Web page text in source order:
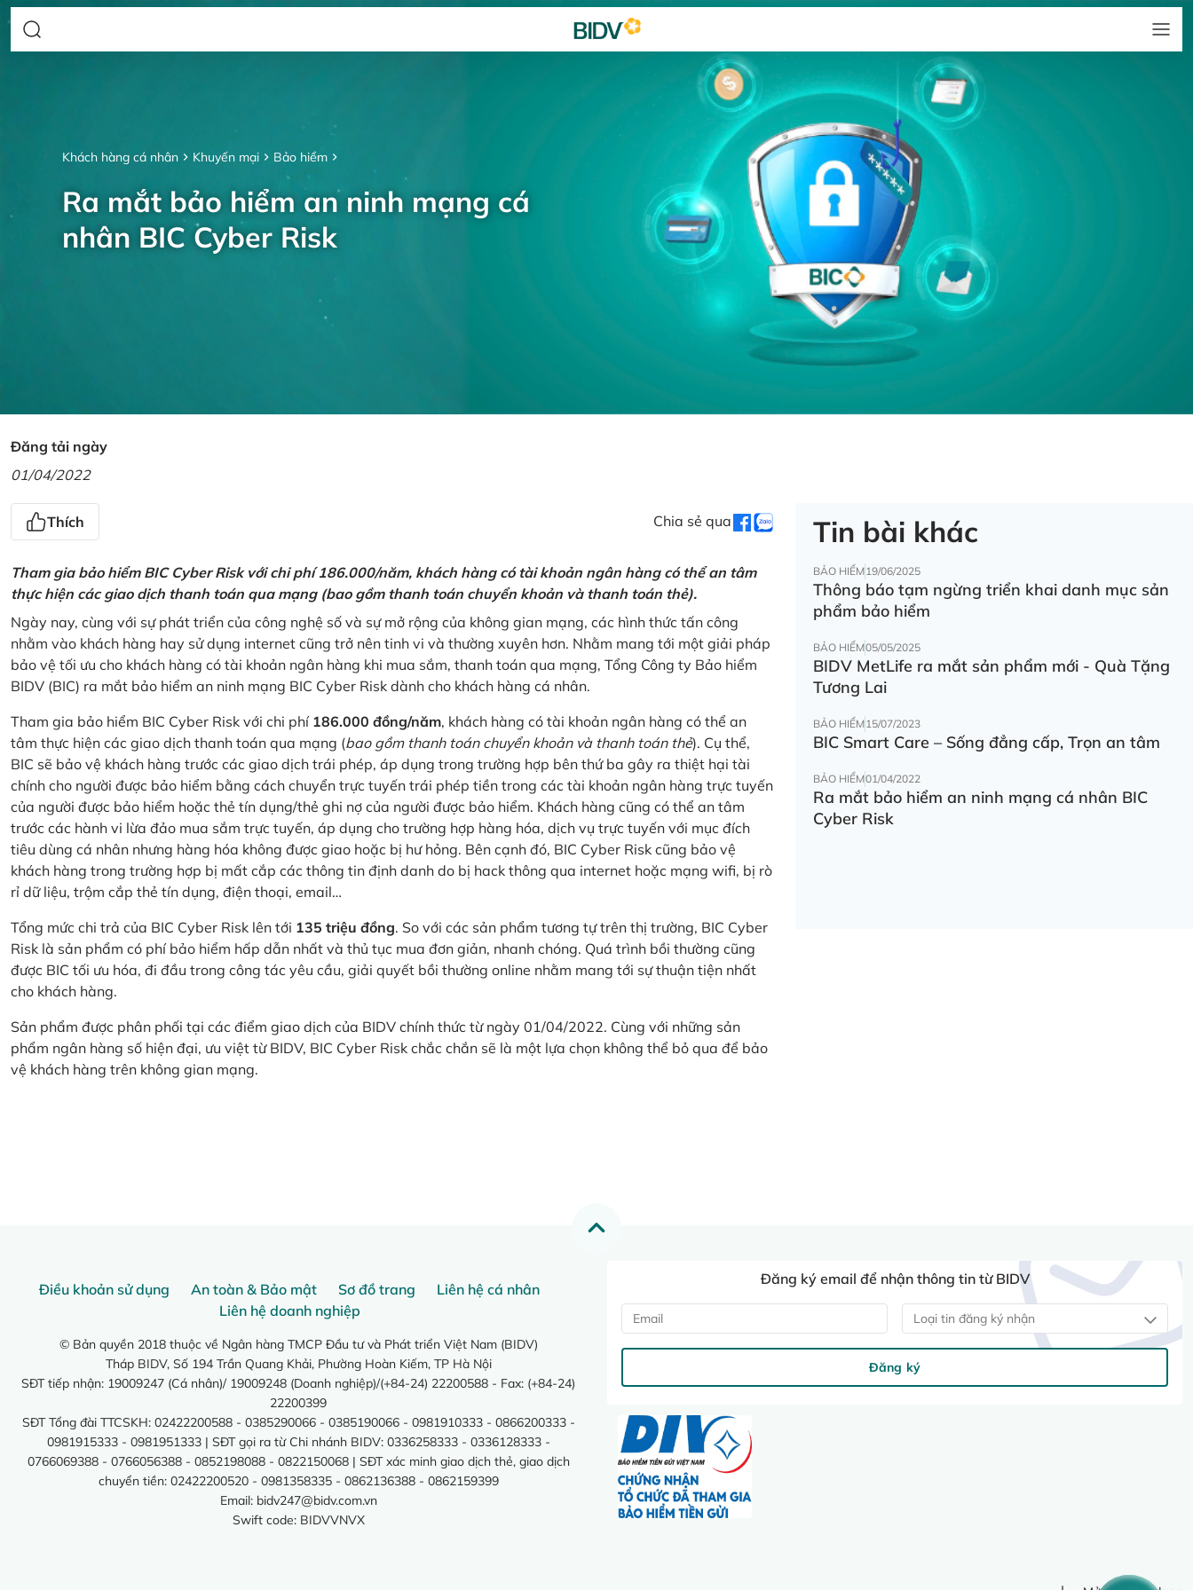
Khách hàng cá nhân Khuyến mại Bảo hiểm
Ra mắt bảo hiểm an ninh mạng cá
nhân BIC Cyber Risk
Đăng tải ngày
01/04/2022
Thích Chia sẻ qua
Tham gia bảo hiểm BIC Cyber Risk với chi phí 186.000/năm, khách hàng có tài khoản ngân hàng có thể an tâm
thực hiện các giao dịch thanh toán qua mạng (bao gồm thanh toán chuyển khoản và thanh toán thẻ).
Ngày nay, cùng với sự phát triển của công nghệ số và sự mở rộng của không gian mạng, các hình thức tấn công
nhằm vào khách hàng hay sử dụng internet cũng trở nên tinh vi và thường xuyên hơn. Nhằm mang tới một giải pháp
bảo vệ tối ưu cho khách hàng có tài khoản ngân hàng khi mua sắm, thanh toán qua mạng, Tổng Công ty Bảo hiểm
BIDV (BIC) ra mắt bảo hiểm an ninh mạng BIC Cyber Risk dành cho khách hàng cá nhân.
Tham gia bảo hiểm BIC Cyber Risk với chi phí 186.000 đồng/năm, khách hàng có tài khoản ngân hàng có thể an
tâm thực hiện các giao dịch thanh toán qua mạng (bao gồm thanh toán chuyển khoản và thanh toán thẻ). Cụ thể,
BIC sẽ bảo vệ khách hàng trước các giao dịch trái phép, áp dụng trong trường hợp bên thứ ba gây ra thiệt hại tài
chính cho người được bảo hiểm bằng cách chuyển trực tuyến trái phép tiền trong các tài khoản ngân hàng trực tuyến
của người được bảo hiểm hoặc thẻ tín dụng/thẻ ghi nợ của người được bảo hiểm. Khách hàng cũng có thể an tâm
trước các hành vi lừa đảo mua sắm trực tuyến, áp dụng cho trường hợp hàng hóa, dịch vụ trực tuyến với mục đích
tiêu dùng cá nhân nhưng hàng hóa không được giao hoặc bị hư hỏng. Bên cạnh đó, BIC Cyber Risk cũng bảo vệ
khách hàng trong trường hợp bị mất cắp các thông tin định danh do bị hack thông qua internet hoặc mạng wifi, bị rò
rỉ dữ liệu, trộm cắp thẻ tín dụng, điện thoại, email…
Tổng mức chi trả của BIC Cyber Risk lên tới 135 triệu đồng. So với các sản phẩm tương tự trên thị trường, BIC Cyber
Risk là sản phẩm có phí bảo hiểm hấp dẫn nhất và thủ tục mua đơn giản, nhanh chóng. Quá trình bồi thường cũng
được BIC tối ưu hóa, đi đầu trong công tác yêu cầu, giải quyết bồi thường online nhằm mang tới sự thuận tiện nhất
cho khách hàng.
Sản phẩm được phân phối tại các điểm giao dịch của BIDV chính thức từ ngày 01/04/2022. Cùng với những sản
phẩm ngân hàng số hiện đại, ưu việt từ BIDV, BIC Cyber Risk chắc chắn sẽ là một lựa chọn không thể bỏ qua để bảo
vệ khách hàng trên không gian mạng.
Tin bài khác
BẢO HIỂM19/06/2025
Thông báo tạm ngừng triển khai danh mục sản
phẩm bảo hiểm
BẢO HIỂM05/05/2025
BIDV MetLife ra mắt sản phẩm mới - Quà Tặng
Tương Lai
BẢO HIỂM15/07/2023
BIC Smart Care – Sống đẳng cấp, Trọn an tâm
BẢO HIỂM01/04/2022
Ra mắt bảo hiểm an ninh mạng cá nhân BIC
Cyber Risk
Điều khoản sử dụng An toàn & Bảo mật Sơ đồ trang
Liên hệ cá nhân
Liên hệ doanh nghiệp
© Bản quyền 2018 thuộc về Ngân hàng TMCP Đầu tư và Phát triển Việt Nam (BIDV)
Tháp BIDV, Số 194 Trần Quang Khải, Phường Hoàn Kiếm, TP Hà Nội
SĐT tiếp nhận: 19009247 (Cá nhân)/ 19009248 (Doanh nghiệp)/(+84-24) 22200588 - Fax: (+84-24)
22200399
SĐT Tổng đài TTCSKH: 02422200588 - 0385290066 - 0385190066 - 0981910333 - 0866200333 -
0981915333 - 0981951333 | SĐT gọi ra từ Chi nhánh BIDV: 0336258333 - 0336128333 -
0766069388 - 0766056388 - 0852198088 - 0822150068 | SĐT xác minh giao dịch thẻ, giao dịch
chuyển tiền: 02422200520 - 0981358335 - 0862136388 - 0862159399
Email: bidv247@bidv.com.vn
Swift code: BIDVVNVX
Đăng ký email để nhận thông tin từ BIDV
Loại tin đăng ký nhận
Đăng ký